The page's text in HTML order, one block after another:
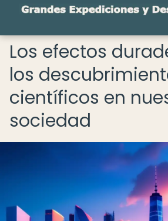
Los efectos
los
científicos en
sociedad